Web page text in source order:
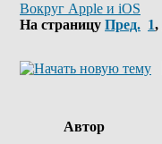
Вокруг Apple и iOS
На страницу Пред. 1,
Автор